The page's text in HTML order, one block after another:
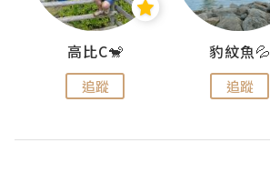
高比C🐒
追蹤
豹紋魚💦
追蹤